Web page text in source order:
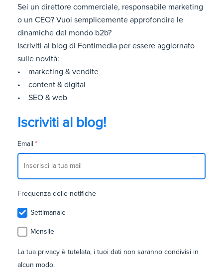
Sei un direttore commerciale, responsabile marketing
o un CEO? Vuoi semplicemente approfondire le
dinamiche del mondo b2b?
Iscriviti al blog di Fontimedia per essere aggiornato
sulle novità:
• marketing & vendite
• content & digital
• SEO & web
Iscriviti al blog!
Email *
Frequenza delle notifiche
Settimanale
Mensile
La tua privacy è tutelata, i tuoi dati non saranno condivisi in
alcun modo.